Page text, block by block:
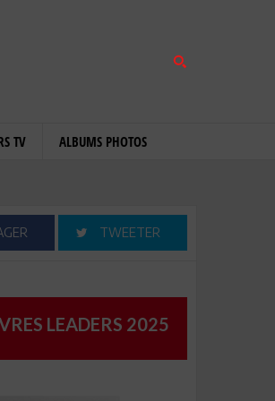
TV ALBUMS PHOTOS
TWEETER
LEADERS 2025